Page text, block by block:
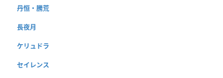
丹恒・騰荒
長夜月
ケリュドラ
セイレンス